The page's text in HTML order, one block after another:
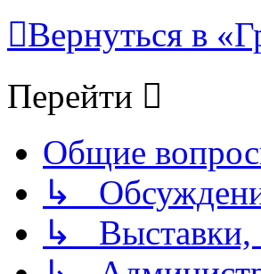
Вернуться в
Перейти
Общие
↳
↳ Выставки,